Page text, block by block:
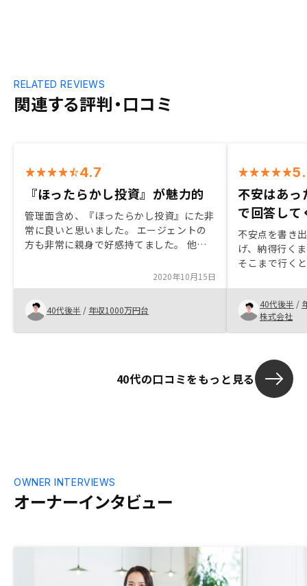
関連する評判・口コミ
RELATED REVIEWS
4.7
『ほったらかし投資』が魅力的
管理面含め、『ほったらかし投資』にた非
常に良いと思いました。 エージェントの
方も非常に親身で好感持てました。 他社
れていたことが決定要因でした。他業種に
投資することなく、本業において末長く会
社を存続させて下さい。
2020年10月15日
40代後半 / 年収1000万円台
不安はあっ
で回答して
不安点を書き
げ、納得行く
そこまで行く
当が変わると
増すので、一
行う方が好感
40代後半 /
株式会社
40代の口コミをもっと見る
オーナーインタビュー
OWNER INTERVIEWS